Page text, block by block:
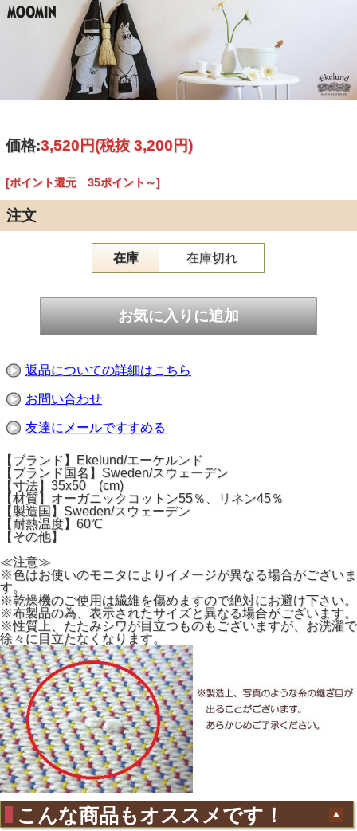
価格:3,520円(税抜 3,200円)
[ポイント還元 35ポイント～]
注文
在庫 在庫切れ
返品についての詳細はこちら
お問い合わせ
友達にメールですすめる
【ブランド】Ekelund/エーケルンド
【ブランド国名】Sweden/スウェーデン
【寸法】35x50 (cm)
【材質】オーガニックコットン55％、リネン45％
【製造国】Sweden/スウェーデン
【耐熱温度】60℃
【その他】
≪注意≫
※色はお使いのモニタによりイメージが異なる場合がございま
す。
※乾燥機のご使用は繊維を傷めますので絶対にお避け下さい。
※布製品の為、表示されたサイズと異なる場合がございます。
※性質上、たたみシワが目立つものもございますが、お洗濯で
徐々に目立たなくなります。
こんな商品もオススメです！